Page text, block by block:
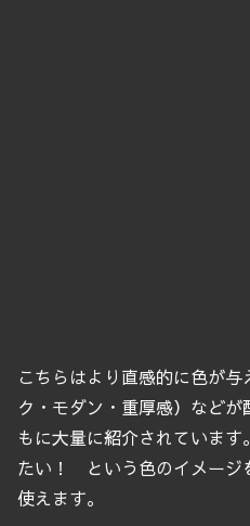
こちらはより直感的に色が
ク・モダン・重厚感）など
もに大量に紹介されていま
たい！ という色のイメージ
使えます。